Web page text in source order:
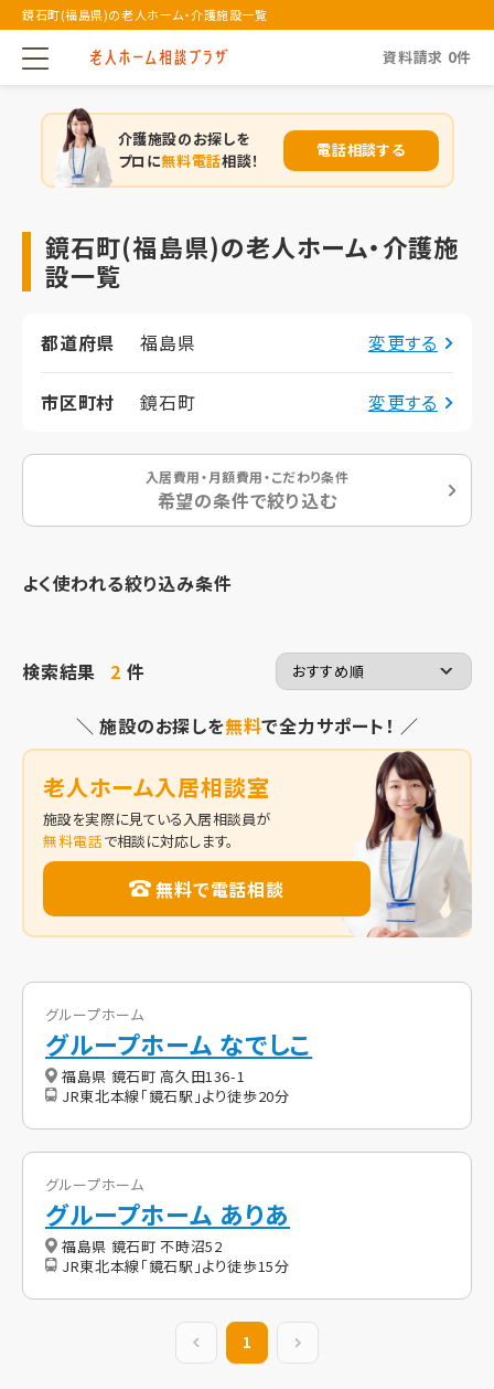
鏡石町(福島県)の老人ホーム・介護施設一覧
資料請求 0件
介護施設のお探しを
プロに無料電話相談！
電話相談する
鏡石町(福島県)の老人ホーム・介護施
設一覧
都道府県 福島県 変更する
市区町村 鏡石町 変更する
入居費用・月額費用・こだわり条件
希望の条件で絞り込む
よく使われる絞り込み条件
検索結果 2 件
＼ 施設のお探しを無料で全力サポート！ ／
老人ホーム入居相談室
施設を実際に見ている入居相談員が
無料電話で相談に対応します。
無料で電話相談
グループホーム
グループホーム なでしこ
福島県 鏡石町 高久田136-1
JR東北本線「鏡石駅」より徒歩20分
グループホーム
グループホーム ありあ
福島県 鏡石町 不時沼52
JR東北本線「鏡石駅」より徒歩15分
前の20件
1